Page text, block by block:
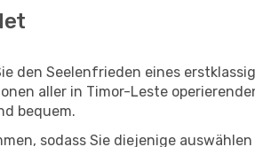
den Seelenfrieden eines
aller in Timor-Leste
bequem.
sodass Sie diejenige